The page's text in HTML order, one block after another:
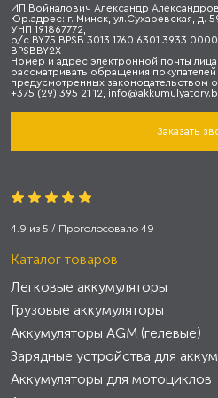
ИП Войналович Александр
Юр.адрес: г. Минск, ул.Сухаревская, д.
УНП 191867772,
р/с BY75 BPSB 3013 1760 6301 3933
BPSBBY2X
Номер и адрес электронной почты
рассматривать обращения
предусмотренных законодательством
+375 (29) 395 21 12,
Заказать
4.9 из 5 / Проголосовало 49
Каталог товаров
Легковые аккумуляторы
Грузовые аккумуляторы
Аккумуляторы AGM (гелевые)
Зарядные устройства для
Аккумуляторы для мотоциклов